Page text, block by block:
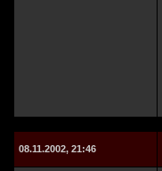
08.11.2002, 21:46